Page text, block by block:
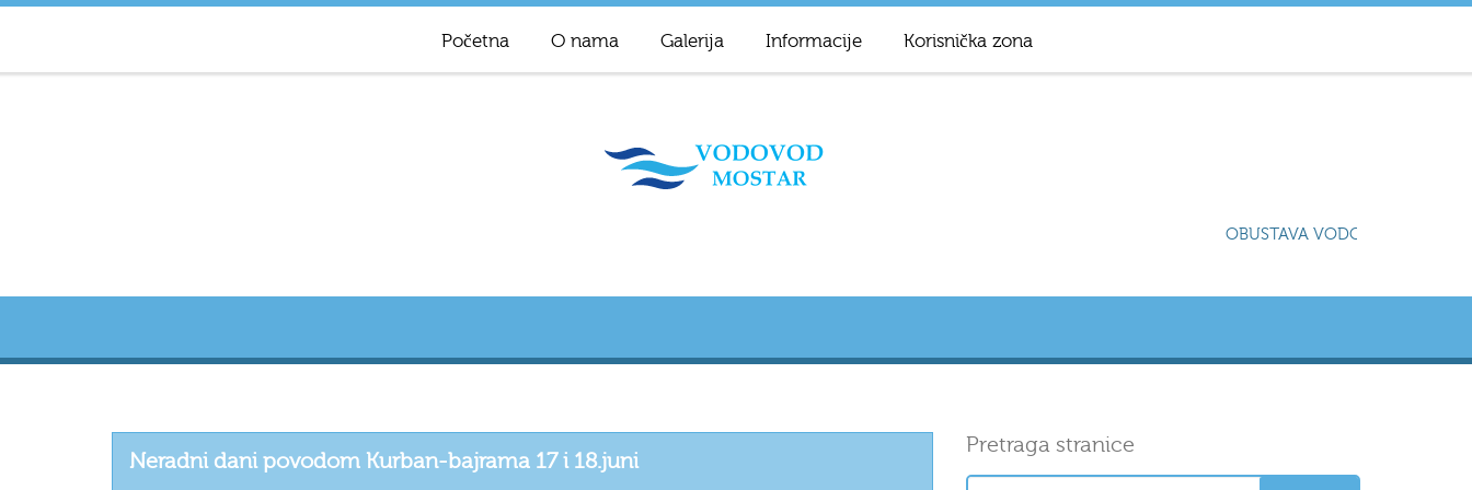
Početna O nama Galerija Informacije Korisnička zona
OBUSTAVA
Neradni dani povodom Kurban-bajrama 17 i 18.juni
Pretraga stranice